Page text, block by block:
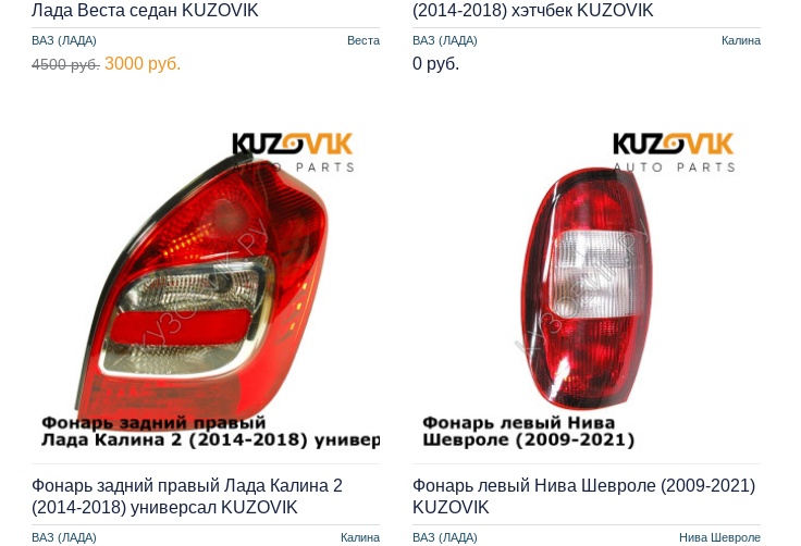
ВАЗ (ЛАДА) Веста
Лада Веста седан KUZOVIK
4500 руб. 3000 руб.
ВАЗ (ЛАДА) Калина
(2014-2018) хэтчбек KUZOVIK
0 руб.
ВАЗ (ЛАДА) Калина
Фонарь задний правый Лада Калина 2
(2014-2018) универсал KUZOVIK
ВАЗ (ЛАДА) Нива Шевроле
Фонарь левый Нива Шевроле (2009-2021)
KUZOVIK